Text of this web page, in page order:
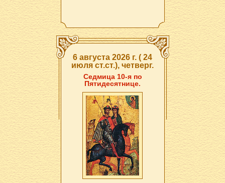
6 августа 2026 г. ( 24
июля ст.ст.), четверг.
Седмица 10-я по
Пятидесятнице.